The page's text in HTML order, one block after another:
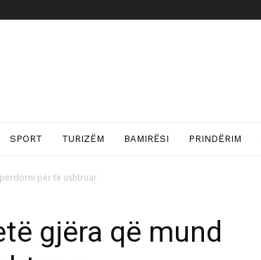
SPORT TURIZËM BAMIRËSI PRINDËRIM
për të ushtruar
gjëra që mund